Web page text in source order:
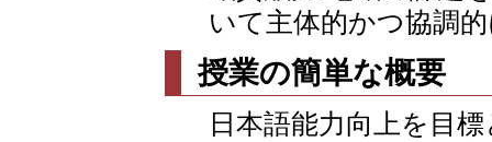
いて主体的かつ協調
授業の簡単な概要
日本語能力向上を目